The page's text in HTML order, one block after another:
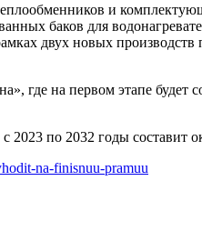
и
баков для
двух новых производств
где на первом этапе будет
по 2032 годы составит
na-finisnuu-pramuu